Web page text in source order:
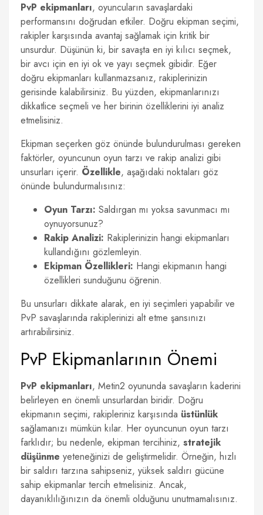
PvP ekipmanları, oyuncuların savaşlardaki
performansını doğrudan etkiler. Doğru ekipman seçimi,
rakipler karşısında avantaj sağlamak için kritik bir
unsurdur. Düşünün ki, bir savaşta en iyi kılıcı seçmek,
bir avcı için en iyi ok ve yayı seçmek gibidir. Eğer
doğru ekipmanları kullanmazsanız, rakiplerinizin
gerisinde kalabilirsiniz. Bu yüzden, ekipmanlarınızı
dikkatlice seçmeli ve her birinin özelliklerini iyi analiz
etmelisiniz.
Ekipman seçerken göz önünde bulundurulması gereken
faktörler, oyuncunun oyun tarzı ve rakip analizi gibi
unsurları içerir. Özellikle, aşağıdaki noktaları göz
önünde bulundurmalısınız:
Oyun Tarzı: Saldırgan mı yoksa savunmacı mı
oynuyorsunuz?
Rakip Analizi: Rakiplerinizin hangi ekipmanları
kullandığını gözlemleyin.
Ekipman Özellikleri: Hangi ekipmanın hangi
özellikleri sunduğunu öğrenin.
Bu unsurları dikkate alarak, en iyi seçimleri yapabilir ve
PvP savaşlarında rakiplerinizi alt etme şansınızı
artırabilirsiniz.
PvP Ekipmanlarının Önemi
PvP ekipmanları, Metin2 oyununda savaşların kaderini
belirleyen en önemli unsurlardan biridir. Doğru
ekipmanın seçimi, rakipleriniz karşısında üstünlük
sağlamanızı mümkün kılar. Her oyuncunun oyun tarzı
farklıdır; bu nedenle, ekipman tercihiniz, stratejik
düşünme yeteneğinizi de geliştirmelidir. Örneğin, hızlı
bir saldırı tarzına sahipseniz, yüksek saldırı gücüne
sahip ekipmanlar tercih etmelisiniz. Ancak,
dayanıklılığınızın da önemli olduğunu unutmamalısınız.